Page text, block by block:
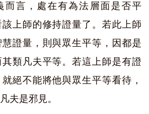
而言，處在有為法層面是否平
上師的修持證量了。若此上師
證量，則與眾生平等，因都是
類凡夫平等。若這上師是有證
絕不能將他與眾生平等看待，
夫是邪見。